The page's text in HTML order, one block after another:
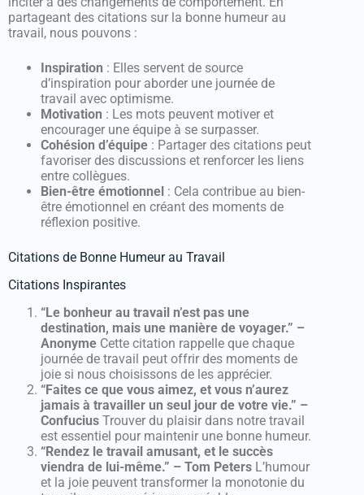
partageant des citations sur la bonne humeur au
travail, nous pouvons :
Inspiration : Elles servent de source
d’inspiration pour aborder une journée de
travail avec optimisme.
Motivation : Les mots peuvent motiver et
encourager une équipe à se surpasser.
Cohésion d’équipe : Partager des citations peut
favoriser des discussions et renforcer les liens
entre collègues.
Bien-être émotionnel : Cela contribue au bien-
être émotionnel en créant des moments de
réflexion positive.
Citations de Bonne Humeur au Travail
Citations Inspirantes
“Le bonheur au travail n’est pas une
destination, mais une manière de voyager.” –
Anonyme Cette citation rappelle que chaque
journée de travail peut offrir des moments de
joie si nous choisissons de les apprécier.
“Faites ce que vous aimez, et vous n’aurez
jamais à travailler un seul jour de votre vie.” –
Confucius Trouver du plaisir dans notre travail
est essentiel pour maintenir une bonne humeur.
“Rendez le travail amusant, et le succès
viendra de lui-même.” – Tom Peters L’humour
et la joie peuvent transformer la monotonie du